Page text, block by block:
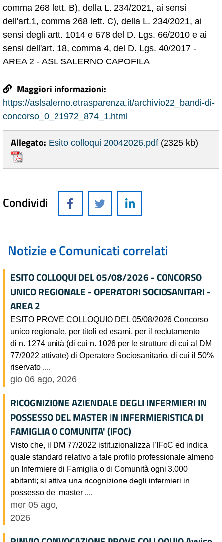
comma 268 lett. B), della L. 234/2021, ai sensi
dell'art.1, comma 268 lett. C), della L. 234/2021, ai
sensi degli artt. 1014 e 678 del D. Lgs. 66/2010 e ai
sensi dell'art. 18, comma 4, del D. Lgs. 40/2017 -
AREA 2 - ASL SALERNO CAPOFILA
Maggiori informazioni:
https://aslsalerno.etrasparenza.it/archivio22_bandi-di-
concorso_0_21972_874_1.html
Allegato: Esito colloqui 20042026.pdf (2325 kb)
Condividi
Notizie e Comunicati correlati
ESITO COLLOQUI DEL 05/08/2026 - CONCORSO
UNICO REGIONALE - OPERATORI SOCIOSANITARI -
AREA 2
ESITO PROVE COLLOQUIO DEL 05/08/2026 Concorso
unico regionale, per titoli ed esami, per il reclutamento
di n. 1274 unità (di cui n. 1026 per le strutture di cui al DM
77/2022 attivate) di Operatore Sociosanitario, di cui il 50%
riservato ....
gio 06 ago, 2026
RICOGNIZIONE AZIENDALE DEGLI INFERMIERI IN
POSSESSO DEL MASTER IN INFERMIERISTICA DI
FAMIGLIA O COMUNITA' (IFOC)
Visto che, il DM 77/2022 istituzionalizza l’IFoC ed indica
quale standard relativo a tale profilo professionale almeno
un Infermiere di Famiglia o di Comunità ogni 3.000
abitanti; si attiva una ricognizione degli infermieri in
possesso del master ....
mer 05 ago,
2026